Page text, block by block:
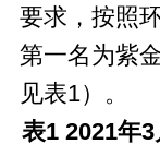
要求，按照
第一名为紫
见表1）。
表1 2021年3